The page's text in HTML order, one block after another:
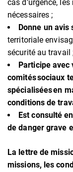
cas d’urgence,
nécessaires ;
Donne un avis
territoriale
sécurité au travail
Participe avec
comitéssociaux
spécialisées en
conditions de
Est consulté
de danger grave
La lettre de
missions, les